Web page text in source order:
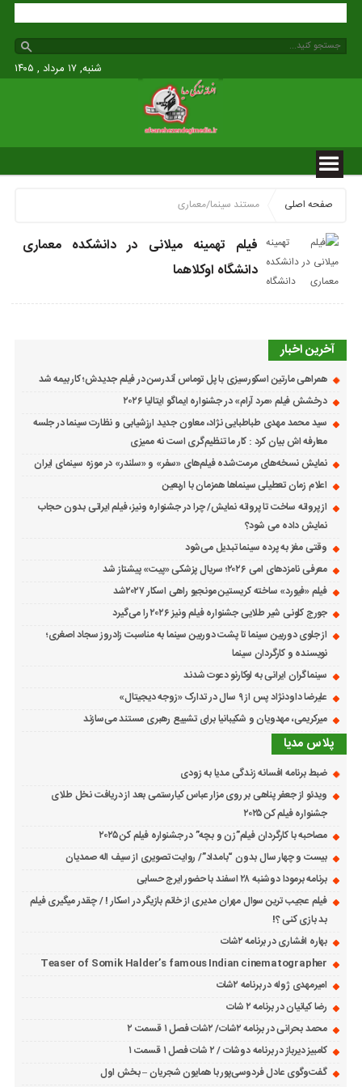
شنبه, ۱۷ مرداد , ۱۴۰۵
صفحه اصلی مستند سینما/معماری
فیلم تهمینه میلانی در دانشکده معماری
دانشگاه اوکلاهما
آخرین اخبار
همراهی مارتین اسکورسیزی با پل توماس ٱندرسن در فیلم جدیدش؛ کار بیمه شد
درخشش فیلم «مرد آرام» در جشنواره ایماگو ایتالیا ۲۰۲۶
سید محمد مهدی طباطبایی نژاد، معاون جدید ارزشیابی و نظارت سینما در جلسه
معارفه اش بیان کرد : کار ما تنظیم‌گری است نه ممیزی
نمایش نسخه‌های مرمت‌شده فیلم‌های «سفر» و «سلندر» در موزه سینمای ایران
اعلام زمان تعطیلی سینماها همزمان با اربعین
از پروانه ساخت تا پروانه نمایش/ چرا در جشنواره ونیز، فیلم ایرانی بدون حجاب
نمایش داده می شود؟
وقتی مغز به پرده سینما تبدیل می‌شود
معرفی نامزدهای امی ۲۰۲۶؛ سریال پزشکی «پیت» پیشتاز شد
فیلم «فیورد» ساخته کریستین مونجیو راهی اسکار ۲۰۲۷شد
جورج کلونی شیر طلایی جشنواره فیلم ونیز ۲۰۲۶ را می‌گیرد
از جلوی دوربین سینما تا پشت دوربین سینما به مناسبت زادروز سجاد اصغری؛
نویسنده و کارگردان سینما
سینماگران ایرانی به لوکارنو دعوت شدند
علیرضا داودنژاد پس از ۹ سال در تدارک «زوجه دیجیتال»
میرکریمی، مهدویان و شکیبانیا برای تشییع رهبری مستند می‌سازند
پلاس مدیا
ضبط برنامه افسانه زندگی مدیا به زودی
ویدئو از جعفر پناهی بر روی مزار عباس کیارستمی بعد از دریافت نخل طلای
جشنواره فیلم کن ۲۰۲۵
مصاحبه با کارگردان فیلم”زن و بچه” در جشنواره فیلم کن ۲۰۲۵
بیست و چهار سال بدون “بامداد”/ روایت تصویری از سیف اله صمدیان
برنامه برمودا دوشنبه ۲۸ اسفند با حضور ایرج حسابی
فیلم عجیب ترین سوال مهران مدیری از خانم بازیگر در اسکار ! / چقدر میگیری فیلم
بد بازی کنی ؟!
بهاره افشاری در برنامه ۲شات
Teaser of Somik Halder’s famous Indian cinematographer
امیرمهدی ژوله در برنامه ۲شات
رضا کیانیان در برنامه ۲ شات
محمد بحرانی در برنامه ۲شات/ ۲شات فصل ۱ قسمت ۲
کامبیز دیرباز در برنامه دوشات / ۲ شات فصل ۱ قسمت ۱
گفت‌وگوی عادل فردوسی‌پور با همایون شجریان – بخش اول